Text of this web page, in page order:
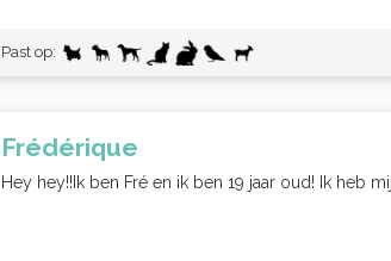
Past op:
Frédérique
Hey hey!!Ik ben Fré en ik ben 19 jaar oud! Ik heb